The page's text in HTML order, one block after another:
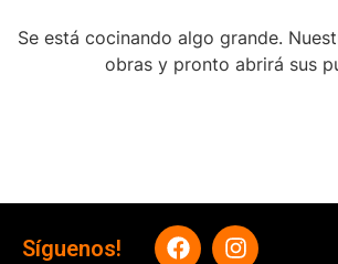
Se está cocinando algo grande.
obras y pronto abrirá sus
Síguenos!